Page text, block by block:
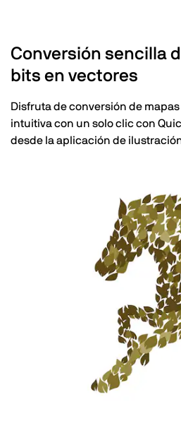
Conversión sencilla
bits en vectores
Disfruta de conversión de
intuitiva con un solo clic con
desde la aplicación de